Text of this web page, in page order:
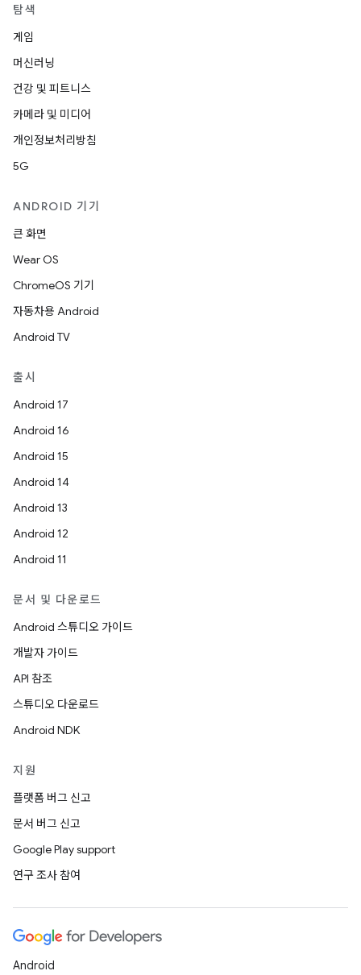
탐색
게임
머신러닝
건강 및 피트니스
카메라 및 미디어
개인정보처리방침
5G
ANDROID 기기
큰 화면
Wear OS
ChromeOS 기기
자동차용 Android
Android TV
출시
Android 17
Android 16
Android 15
Android 14
Android 13
Android 12
Android 11
문서 및 다운로드
Android 스튜디오 가이드
개발자 가이드
API 참조
스튜디오 다운로드
Android NDK
지원
플랫폼 버그 신고
문서 버그 신고
Google Play support
연구 조사 참여
Android